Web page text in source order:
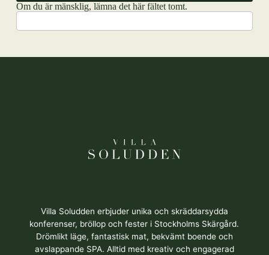
Om du är mänsklig, lämna det här fältet tomt.
Villa Soludden erbjuder unika och skräddarsydda
konferenser, bröllop och fester i Stockholms Skärgård.
Drömlikt läge, fantastisk mat, bekvämt boende och
avslappande SPA. Alltid med kreativ och engagerad